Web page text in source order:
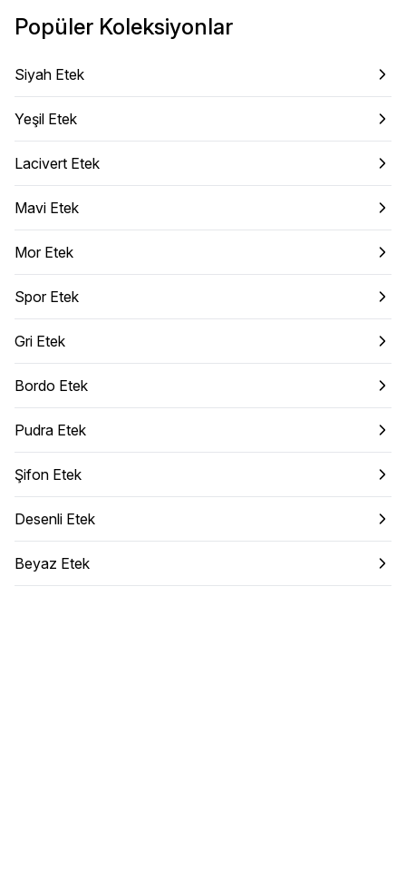
Popüler Koleksiyonlar
Siyah Etek
Yeşil Etek
Lacivert Etek
Mavi Etek
Mor Etek
Spor Etek
Gri Etek
Bordo Etek
Pudra Etek
Şifon Etek
Desenli Etek
Beyaz Etek